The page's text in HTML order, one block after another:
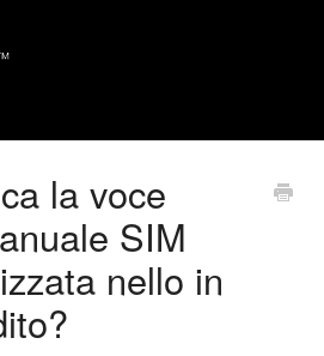
la voce
SIM
nello in